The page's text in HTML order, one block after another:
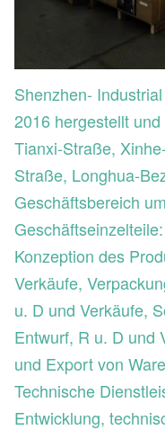
Shenzhen-
2016 hergestellt
Tianxi-Straße,
Straße, Longhua-
Geschäftsbereich
Konzeption des
Verkäufe,
u. D und Verkäufe,
Entwurf, R u. D und
und Export von
Technische
Entwicklung,